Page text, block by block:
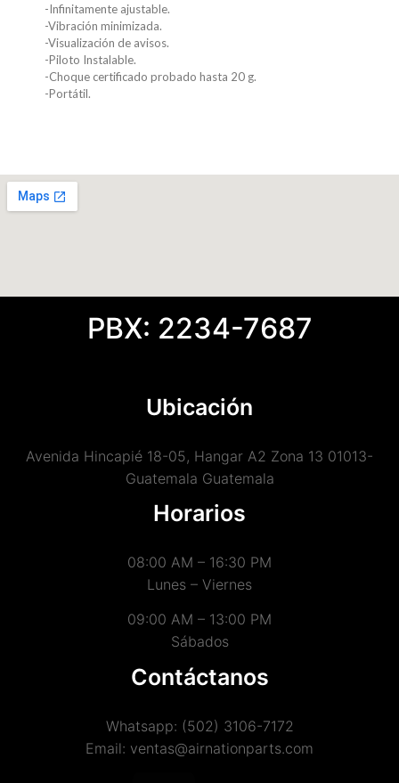
-Infinitamente ajustable.
-Vibración minimizada.
-Visualización de avisos.
-Piloto Instalable.
-Choque certificado probado hasta 20 g.
-Portátil.
PBX: 2234-7687
Ubicación
Avenida Hincapié 18-05, Hangar A2 Zona 13 01013-
Guatemala Guatemala
Horarios
08:00 AM – 16:30 PM
Lunes – Viernes
09:00 AM – 13:00 PM
Sábados
Contáctanos
Whatsapp: (502) 3106-7172
Email: ventas@airnationparts.com